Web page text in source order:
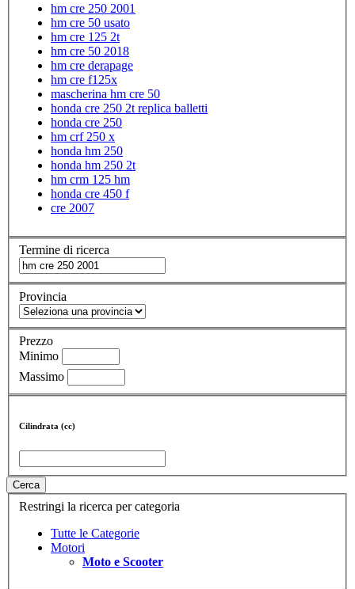
hm cre 250 2001
hm cre 50 usato
hm cre 125 2t
hm cre 50 2018
hm cre derapage
hm cre f125x
mascherina hm cre 50
honda cre 250 2t replica balletti
honda cre 250
hm crf 250 x
honda hm 250
honda hm 250 2t
hm crm 125 hm
honda cre 450 f
cre 2007
Termine di ricerca
Provincia
Prezzo
Minimo
Massimo
Cilindrata (cc)
Cerca
Restringi la ricerca per categoria
Tutte le Categorie
Motori
Moto e Scooter